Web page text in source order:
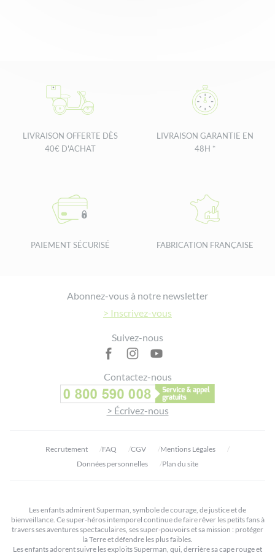
LIVRAISON OFFERTE DÈS
40€ D'ACHAT
LIVRAISON GARANTIE EN
48H *
PAIEMENT SÉCURISÉ FABRICATION FRANÇAISE
Abonnez-vous à notre newsletter
> Inscrivez-vous
Suivez-nous
Contactez-nous
> Écrivez-nous
Recrutement FAQ CGV
Mentions Légales
Données personnelles
Plan du site
Les enfants admirent Superman, symbole de courage, de justice et de
bienveillance. Ce super-héros intemporel continue de faire rêver les petits fans à
travers ses aventures spectaculaires, ses super-pouvoirs et sa mission : protéger
la Terre et défendre les plus faibles.
Les enfants adorent suivre les exploits Superman, qui, derrière sa cape rouge et